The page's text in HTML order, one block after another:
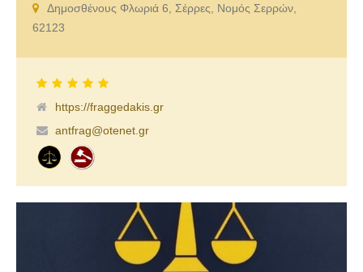
Φραγγεδάκης, Δικηγόρος Παρ’ Αρείω Πάγω, Μαρία Μπρούντζιου.
Δημοσθένους Φλωριά 6, Σέρρες, Νομός Σερρών,
62123
https://fraggedakis.gr
antfrag@otenet.gr